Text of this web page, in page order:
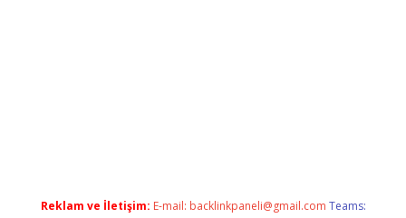
Reklam ve İletişim: E-mail: backlinkpaneli@gmail.com Teams: